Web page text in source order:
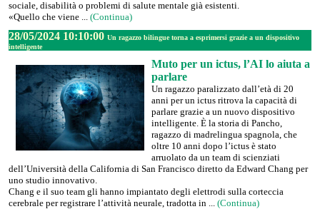
sociale, disabilità o problemi di salute mentale già esistenti.
«Quello che viene ... (Continua)
28/05/2024 10:10:00 Un ragazzo bilingue torna a esprimersi grazie a un dispositivo
intelligente
Muto per un ictus, l’AI lo aiuta a
parlare
Un ragazzo paralizzato dall’età di 20
anni per un ictus ritrova la capacità di
parlare grazie a un nuovo dispositivo
intelligente. È la storia di Pancho,
ragazzo di madrelingua spagnola, che
oltre 10 anni dopo l’ictus è stato
arruolato da un team di scienziati
dell’Università della California di San Francisco diretto da Edward Chang per
uno studio innovativo.
Chang e il suo team gli hanno impiantato degli elettrodi sulla corteccia
cerebrale per registrare l’attività neurale, tradotta in ... (Continua)